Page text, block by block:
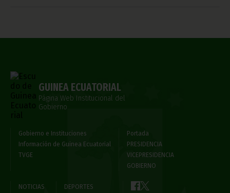
GUINEA ECUATORIAL
Página Web Institucional del
Gobierno
Gobierno e Instituciones
Información de Guinea Ecuatorial
TVGE
Portada
PRESIDENCIA
VICEPRESIDENCIA
GOBIERNO
NOTICIAS DEPORTES